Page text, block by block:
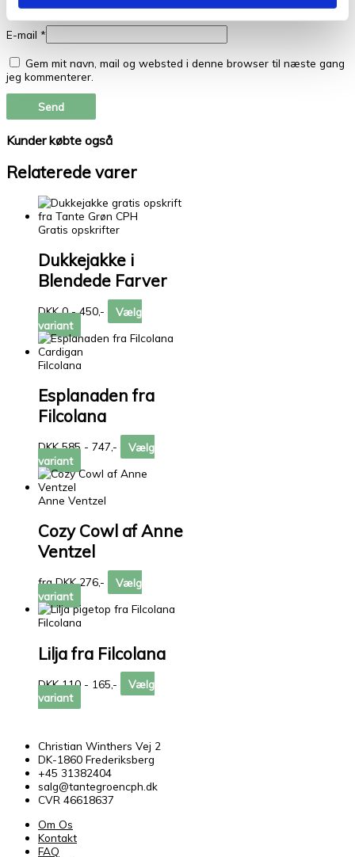
Navn*
E-mail *
Gem mit navn, mail og websted i denne browser til næste gang
jeg kommenterer.
Kunder købte også
Relaterede varer
Gratis opskrifter
Dukkejakke i
Blendede Farver
DKK 0 - 450,-
Vælg
variant
Filcolana
Esplanaden fra
Filcolana
DKK 585 - 747,-
Vælg
variant
Anne Ventzel
Cozy Cowl af Anne
Ventzel
fra DKK 276,-
Vælg
variant
Filcolana
Lilja fra Filcolana
DKK 110 - 165,-
Vælg
variant
Christian Winthers Vej 2
DK-1860 Frederiksberg
+45 31382404
salg@tantegroencph.dk
CVR 46618637
Om Os
Kontakt
FAQ